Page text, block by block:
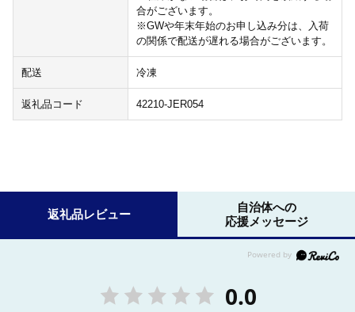
合がございます。
※GWや年末年始のお申し込み分は、入荷
の関係で配送が遅れる場合がございます。
配送 冷凍
返礼品コード 42210-JER054
返礼品レビュー
自治体への
応援メッセージ
0.0